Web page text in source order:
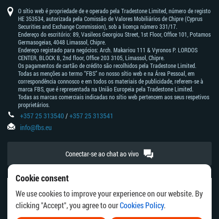
Cookie consent
We use cookies to improve your experience on our website. By
clicking "Accept", you agree to ourCookies Policy.
7
dias
of
australia
japão
nova
zelândia
africano
intermediate
da
china
canadá
O sítio web é propriedade de e operado pela Tradestone Limited, número de registo
HE 353534, autorizada pela Comissão de Valores Mobiliários de Chipre (Cyprus
Securities and Exchange Commission), sob a licença número 331/17.
Endereço do escritório: 89, Vasileos Georgiou Street, 1st Floor, Office 101, Potamos
Germasogeias, 4048 Limassol, Chipre.
Endereço registado para negócios: Arch. Makariou 111 & Vyronos Р. LORDOS
CENTER, BLOCK В, 2nd floor, Office 203 3105, Limassol, Chipre.
Os pagamentos de cartão de crédito são recolhidos pela Tradestone Limited.
Todas as menções ao termo “FBS” no nosso sítio web e na Área Pessoal, em
correspondência connosco e em todos os materiais de publicidade, referem-se à
marca FBS, que é representada na União Europeia pela Tradestone Limited.
Todas as marcas comerciais indicadas no sítio web pertencem aos seus respetivos
proprietários.
+357 25 313540/+357 25 313541
info@fbs.eu
Conectar-se ao chat ao vivo
Alerta de risco:
CFDs são instrumentos complexos e vêm com um alto risco de perda
rápida do dinheiro devido à alavancagem.